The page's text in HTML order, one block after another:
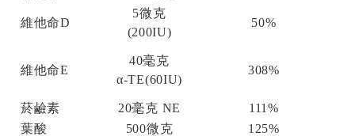
維他命D
5微克
(200IU)
50%
維他命E
40毫克
α-TE(60IU)
308%
菸鹼素 20毫克 NE
111%
葉酸
500微克
125%